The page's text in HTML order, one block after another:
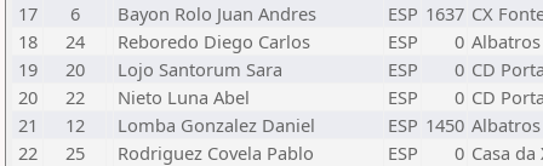
17
6 Bayon Rolo Juan Andres ESP 1637 CX
18
24 Reboredo Diego Carlos ESP 0 Albatros
19
20 Lojo Santorum Sara ESP 0 CD
20
22 Nieto Luna Abel ESP 0 CD
21
12 Lomba Gonzalez Daniel ESP 1450 Albatros
22
25 Rodriguez Covela Pablo ESP 0 Casa